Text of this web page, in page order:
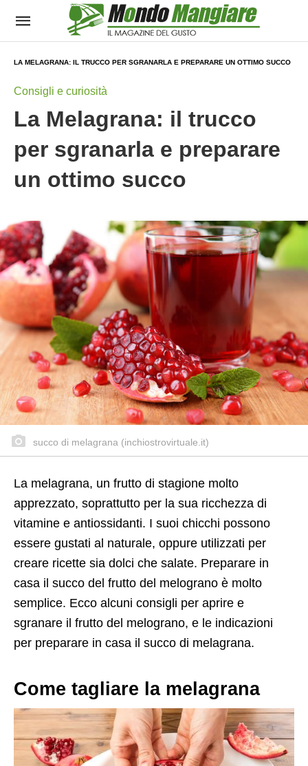
LA MELAGRANA: IL TRUCCO PER SGRANARLA E PREPARARE UN OTTIMO SUCCO
Consigli e curiosità
La Melagrana: il trucco
per sgranarla e preparare
un ottimo succo
succo di melagrana (inchiostrovirtuale.it)
La melagrana, un frutto di stagione molto
apprezzato, soprattutto per la sua ricchezza di
vitamine e antiossidanti. I suoi chicchi possono
essere gustati al naturale, oppure utilizzati per
creare ricette sia dolci che salate. Preparare in
casa il succo del frutto del melograno è molto
semplice. Ecco alcuni consigli per aprire e
sgranare il frutto del melograno, e le indicazioni
per preparare in casa il succo di melagrana.
Come tagliare la melagrana